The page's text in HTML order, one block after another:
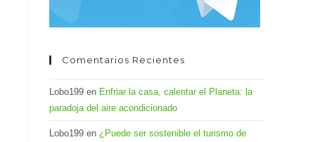
Comentarios Recientes
Lobo199 en Enfriar la casa, calentar el Planeta: la
paradoja del aire acondicionado
Lobo199 en ¿Puede ser sostenible el turismo de